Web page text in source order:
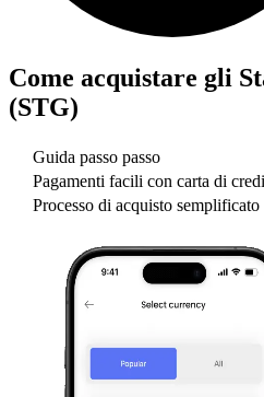
Come acquistare gli
(STG)
Guida passo passo
Pagamenti facili con carta di
Processo di acquisto semplificato